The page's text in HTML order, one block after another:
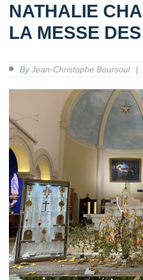
NATHALIE
LA MESSE
ByJean-Christophe Boursoul